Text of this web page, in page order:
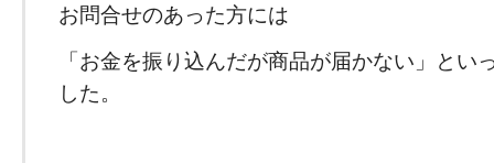
お問合せのあった方には
「お金を振り込んだが商品が届かない」とい
した。